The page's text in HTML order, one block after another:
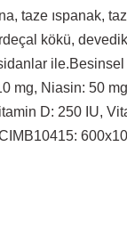
taze ıspanak,
kökü,
mg, Niasin: 50
D: 250 IU,